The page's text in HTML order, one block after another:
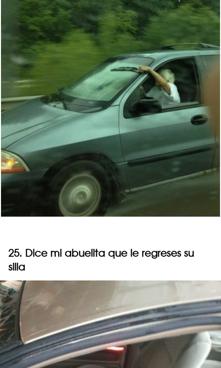
25. Dice mi abuelita que le regreses su
silla